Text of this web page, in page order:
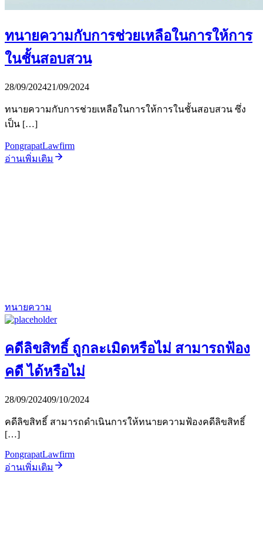
ทนายความกับการช่วยเหลือในการให้การ
ในชั้นสอบสวน
28/09/202421/09/2024
ทนายความกับการช่วยเหลือในการให้การในชั้นสอบสวน ซึ่ง
เป็น […]
PongrapatLawfirm
อ่านเพิ่มเติม
ทนายความ
คดีลิขสิทธิ์ ถูกละเมิดหรือไม่ สามารถฟ้อง
คดี ได้หรือไม่
28/09/202409/10/2024
คดีลิขสิทธิ์ สามารถดำเนินการให้ทนายความฟ้องคดีลิขสิทธิ์
[…]
PongrapatLawfirm
อ่านเพิ่มเติม